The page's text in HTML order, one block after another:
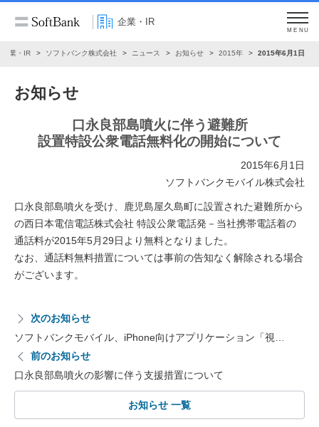
企業・IR
MENU
企業・IR ソフトバンク株式会社 ニュース お知らせ 2015年 2015年6月1日
お知らせ
口永良部島噴火に伴う避難所
設置特設公衆電話無料化の開始について
2015年6月1日
ソフトバンクモバイル株式会社
口永良部島噴火を受け、鹿児島屋久島町に設置された避難所から
の西日本電信電話株式会社 特設公衆電話発－当社携帯電話着の
通話料が2015年5月29日より無料となりました。
なお、通話料無料措置については事前の告知なく解除される場合
がございます。
次のお知らせ
ソフトバンクモバイル、iPhone向けアプリケーション「視…
前のお知らせ
口永良部島噴火の影響に伴う支援措置について
お知らせ 一覧